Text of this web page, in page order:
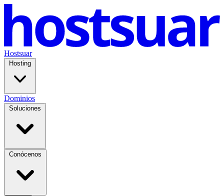
Hostsuar
Hosting
Dominios
Soluciones
Conócenos